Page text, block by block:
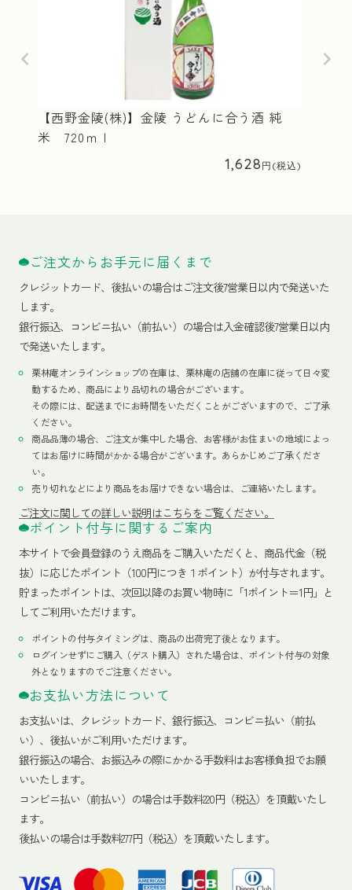
【西野金陵(株)】金陵 うどんに合う酒 純
米 720ｍｌ
1,628
ご注文からお手元に届くまで
クレジットカード、 後払いの場合はご注文後7営業日以内で発送いた
します。
銀行振込、コンビニ払い（前払い）の場合は入金確認後7営業日以内
で発送いたします。
栗林庵オンラインショップの在庫は、栗林庵の店舗の在庫に従って日々変
動するため、商品により品切れの場合がございます。
その際には、配送までにお時間をいただくことがございますので、ご了承
ください。
商品品薄の場合、ご注文が集中した場合、お客様がお住まいの地域によっ
てはお届けに時間がかかる場合がございます。あらかじめご了承くださ
い。
売り切れなどにより商品をお届けできない場合は、ご連絡いたします。
ご注文に関しての詳しい説明はこちらをご覧ください。
ポイント付与に関するご案内
本サイトで会員登録のうえ商品をご購入いただくと、商品代金（税
抜）に応じたポイント（100円につき１ポイント）が付与されます。
貯まったポイントは、次回以降のお買い物時に「1ポイント＝1円」と
してご利用いただけます。
ポイントの付与タイミングは、商品の出荷完了後となります。
ログインせずにご購入（ゲスト購入）された場合は、ポイント付与の対象
外となりますのでご注意ください。
お支払い方法について
お支払いは、クレジットカード、銀行振込、コンビニ払い（前払
い）、後払いがご利用いただけます。
銀行振込の場合、お振込みの際にかかる手数料はお客様負担でお願
いいたします。
コンビニ払い（前払い）の場合は手数料220円（税込）を頂戴いたし
ます。
後払いの場合は手数料277円（税込）を頂戴いたします。